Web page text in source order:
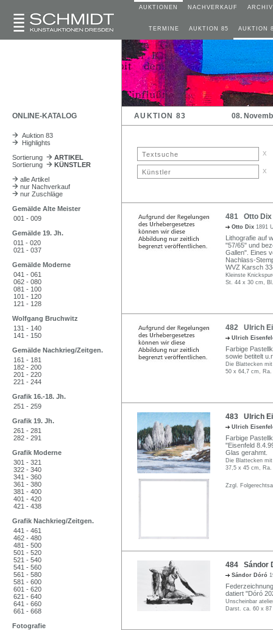
AUKTIONEN NACHVERKAUF ARCHIV
TERMINE AUKTION 85 AUKTION
ONLINE-KATALOG AUKTION 83 08.
Auktion 83
Highlights
Sortierung
ARTIKEL
Sortierung
KÜNSTLER
alle Artikel
nur Nachverkauf
nur Zuschläge
Gemälde Alte Meister
001 - 009
Gemälde 19. Jh.
011 - 020
021 - 037
Gemälde Moderne
041 - 061
062 - 080
081 - 100
101 - 120
121 - 128
Wolfgang Bruchwitz
131 - 140
141 - 150
Gemälde Nachkrieg/Zeitgen.
161 - 181
182 - 200
201 - 220
221 - 244
Grafik 16.-18. Jh.
251 - 259
Grafik 19. Jh.
261 - 281
282 - 291
Grafik Moderne
301 - 321
322 - 340
341 - 360
361 - 380
381 - 400
401 - 420
421 - 438
Grafik Nachkrieg/Zeitgen.
441 - 461
462 - 480
481 - 500
501 - 520
521 - 540
541 - 560
561 - 580
581 - 600
601 - 620
621 - 640
641 - 660
661 - 668
Fotografie
x
x
481 Otto Dix
Otto Dix 1891
Lithografie auf
"57/65" und
Gallen". Eines
Nachlass-
WVZ Karsch
Kleinste
St. 44 x 30 cm,
482 Ulrich
Ulrich
Farbige
sowie betitelt
Die Blattecken
50 x 64,7 cm,
483 Ulrich
Ulrich
Farbige
"Eisenfeld
Glas gerahmt.
Die Blattecken
37,5 x 45 cm,
Zzgl.
484 Sándor
Sándor Dóró
datiert "Dóró
Unscheinbar
Darst. ca. 60 x